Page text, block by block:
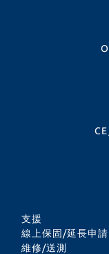
支援
線上保固/延長申請
維修/送測